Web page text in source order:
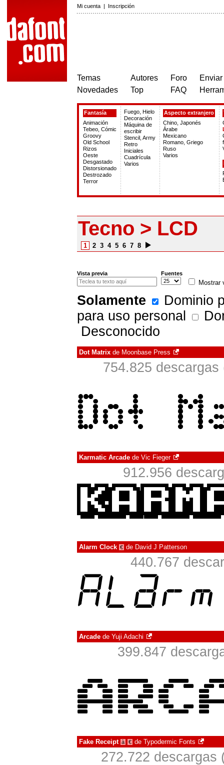
Mi cuenta | Inscripción
Temas
Novedades
Autores
Top
Foro
FAQ
Fantasía
Animación
Tebeo, Cómic
Groovy
Old School
Rizos
Oeste
Desgastado
Distorsionado
Destrozado
Terror
Fuego, Hielo
Decoración
Máquina de
escribir
Stencil, Army
Retro
Iniciales
Cuadrícula
Varios
Aspecto extranjero
Chino, Japonés
Árabe
Mexicano
Romano, Griego
Ruso
Varios
Tecno > LCD
1 2 3 4 5 6 7 8
Vista previa Fuentes
Mostrar
Solamente
Dominio
para uso personal
Desconocido
Dot Matrix de Moonbase Press
754.825 descargas
Karmatic Arcade de Vic Fieger
912.956
Alarm Clock € de David J Patterson
440.767
Arcade de Yuji Adachi
399.847
Fake Receipt à € de Typodermic Fonts
272.722 descargas